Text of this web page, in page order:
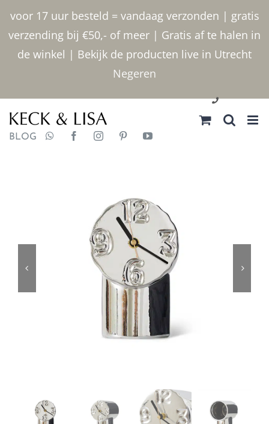
voor 17 uur besteld = vandaag verzonden | gratis
verzending bij €50,- of meer | Gratis af te halen in
de winkel | Bekijk de producten live in Utrecht
Negeren
inhoud
030 2400000
BLOG